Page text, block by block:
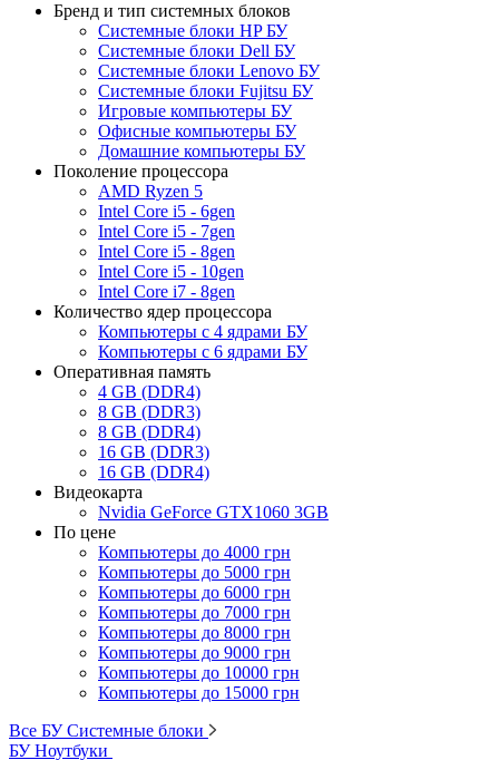
Бренд и тип системных блоков
Системные блоки HP БУ
Системные блоки Dell БУ
Системные блоки Lenovo БУ
Системные блоки Fujitsu БУ
Игровые компьютеры БУ
Офисные компьютеры БУ
Домашние компьютеры БУ
Поколение процессора
AMD Ryzen 5
Intel Core i5 - 6gen
Intel Core i5 - 7gen
Intel Core i5 - 8gen
Intel Core i5 - 10gen
Intel Core i7 - 8gen
Количество ядер процессора
Компьютеры с 4 ядрами БУ
Компьютеры с 6 ядрами БУ
Оперативная память
4 GB (DDR4)
8 GB (DDR3)
8 GB (DDR4)
16 GB (DDR3)
16 GB (DDR4)
Видеокарта
Nvidia GeForce GTX1060 3GB
По цене
Компьютеры до 4000 грн
Компьютеры до 5000 грн
Компьютеры до 6000 грн
Компьютеры до 7000 грн
Компьютеры до 8000 грн
Компьютеры до 9000 грн
Компьютеры до 10000 грн
Компьютеры до 15000 грн
Все БУ Системные блоки
БУ Ноутбуки